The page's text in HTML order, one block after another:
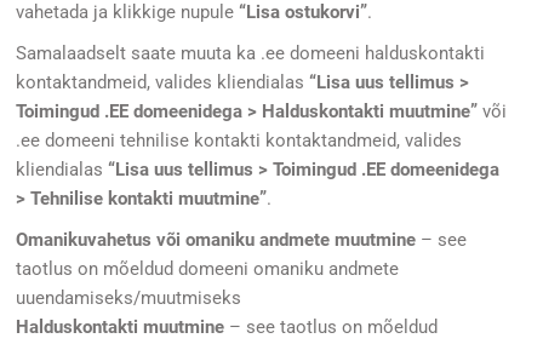
vahetada ja klikkige nupule“Lisa ostukorvi”.
Samalaadselt saate muuta ka .ee domeeni halduskontakti
kontaktandmeid, valides kliendialas“Lisa uus tellimus >
Toimingud .EE domeenidega > Halduskontakti muutmine” või
.ee domeeni tehnilise kontakti kontaktandmeid, valides
kliendialas“Lisa uus tellimus > Toimingud .EE domeenidega
> Tehnilise kontakti muutmine”.
Omanikuvahetus või omaniku andmete muutmine – see
taotlus on mõeldud domeeni omaniku andmete
uuendamiseks/muutmiseks
Halduskontakti muutmine – see taotlus on mõeldud